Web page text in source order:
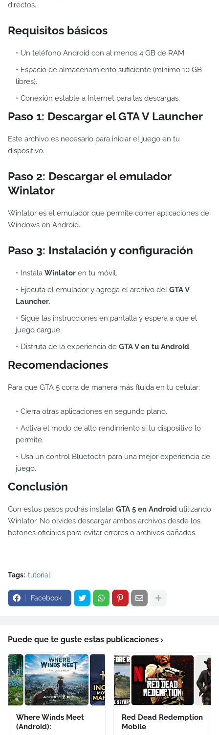
directos.
Requisitos básicos
Un teléfono Android con al menos 4 GB de RAM.
Espacio de almacenamiento suficiente (mínimo 10 GB
libres).
Conexión estable a Internet para las descargas.
Paso 1: Descargar el GTA V Launcher
Este archivo es necesario para iniciar el juego en tu
dispositivo.
Paso 2: Descargar el emulador
Winlator
Winlator es el emulador que permite correr aplicaciones de
Windows en Android.
Paso 3: Instalación y configuración
Instala Winlator en tu móvil.
Ejecuta el emulador y agrega el archivo del GTA V
Launcher.
Sigue las instrucciones en pantalla y espera a que el
juego cargue.
Disfruta de la experiencia de GTA V en tu Android.
Recomendaciones
Para que GTA 5 corra de manera más fluida en tu celular:
Cierra otras aplicaciones en segundo plano.
Activa el modo de alto rendimiento si tu dispositivo lo
permite.
Usa un control Bluetooth para una mejor experiencia de
juego.
Conclusión
Con estos pasos podrás instalar GTA 5 en Android utilizando
Winlator. No olvides descargar ambos archivos desde los
botones oficiales para evitar errores o archivos dañados.
Tags: tutorial
Facebook
Puede que te guste estas publicaciones
Where Winds Meet
(Android):
Red Dead Redemption
Mobile